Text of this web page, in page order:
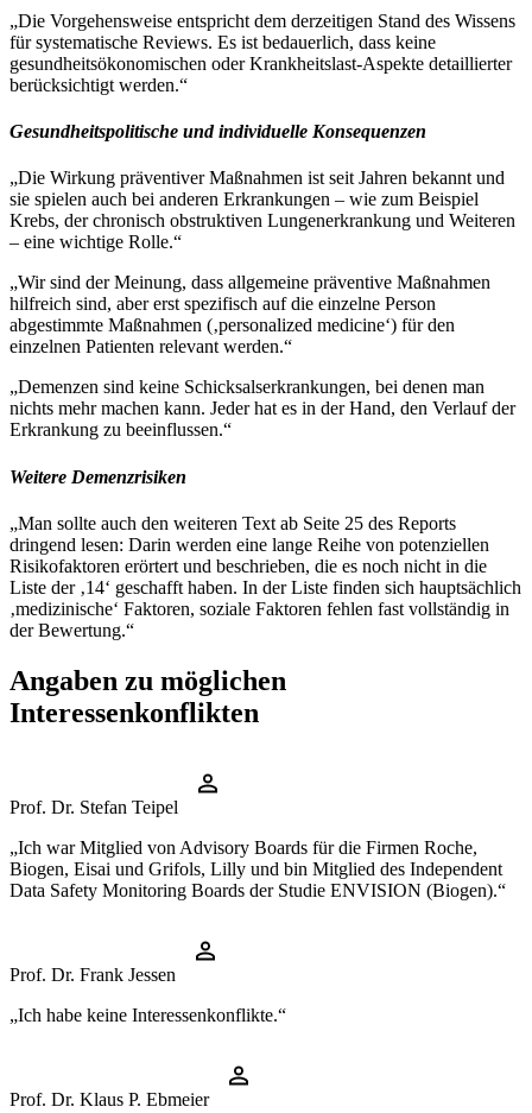
„Die Vorgehensweise entspricht dem derzeitigen Stand des Wissens
für systematische Reviews. Es ist bedauerlich, dass keine
gesundheitsökonomischen oder Krankheitslast-Aspekte detaillierter
berücksichtigt werden.“
Gesundheitspolitische und individuelle Konsequenzen
„Die Wirkung präventiver Maßnahmen ist seit Jahren bekannt und
sie spielen auch bei anderen Erkrankungen – wie zum Beispiel
Krebs, der chronisch obstruktiven Lungenerkrankung und Weiteren
– eine wichtige Rolle.“
„Wir sind der Meinung, dass allgemeine präventive Maßnahmen
hilfreich sind, aber erst spezifisch auf die einzelne Person
abgestimmte Maßnahmen (‚personalized medicine‘) für den
einzelnen Patienten relevant werden.“
„Demenzen sind keine Schicksalserkrankungen, bei denen man
nichts mehr machen kann. Jeder hat es in der Hand, den Verlauf der
Erkrankung zu beeinflussen.“
Weitere Demenzrisiken
„Man sollte auch den weiteren Text ab Seite 25 des Reports
dringend lesen: Darin werden eine lange Reihe von potenziellen
Risikofaktoren erörtert und beschrieben, die es noch nicht in die
Liste der ‚14‘ geschafft haben. In der Liste finden sich hauptsächlich
‚medizinische‘ Faktoren, soziale Faktoren fehlen fast vollständig in
der Bewertung.“
Angaben zu möglichen
Interessenkonflikten
Prof. Dr. Stefan Teipel
„Ich war Mitglied von Advisory Boards für die Firmen Roche,
Biogen, Eisai und Grifols, Lilly und bin Mitglied des Independent
Data Safety Monitoring Boards der Studie ENVISION (Biogen).“
Prof. Dr. Frank Jessen
„Ich habe keine Interessenkonflikte.“
Prof. Dr. Klaus P. Ebmeier